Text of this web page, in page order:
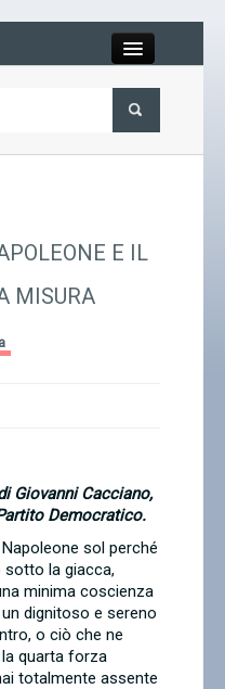
Contatti
E IL
MISURA
Giovanni Cacciano,
Democratico.
sol perché
sotto la giacca,
minima coscienza
dignitoso e sereno
o ciò che ne
quarta forza
totalmente assente